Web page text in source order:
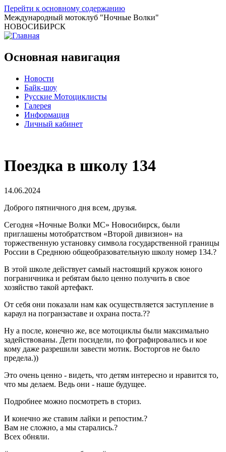
Перейти к основному содержанию
Международный мотоклуб "Ночные Волки"
НОВОСИБИРСК
Основная навигация
Новости
Байк-шоу
Русские Мотоциклисты
Галерея
Информация
Личный кабинет
Поездка в школу 134
14.06.2024
Доброго пятничного дня всем, друзья.
Сегодня «Ночные Волки МС» Новосибирск, были
приглашены мотобратством «Второй дивизион» на
торжественную установку символа государственной границы
России в Среднюю общеобразовательную школу номер 134.?
В этой школе действует самый настоящий кружок юного
пограничника и ребятам было ценно получить в свое
хозяйство такой артефакт.
От себя они показали нам как осуществляется заступление в
караул на погранзаставе и охрана поста.??
Ну а после, конечно же, все мотоциклы были максимально
задействованы. Дети посидели, по фографировались и кое
кому даже разрешили завести мотик. Восторгов не было
предела.))
Это очень ценно - видеть, что детям интересно и нравится то,
что мы делаем. Ведь они - наше будущее.
Подробнее можно посмотреть в сториз.
И конечно же ставим лайки и репостим.?
Вам не сложно, а мы старались.?
Всех обняли.